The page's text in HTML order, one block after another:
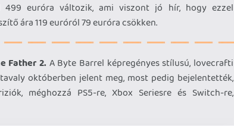
499 euróra változik, ami viszont jó hír, hogy ezzel
ára 119 euróról 79 euróra csökken.
Father 2. A Byte Barrel képregényes stílusú, lovecrafti
októberben jelent meg, most pedig bejelentették,
méghozzá PS5-re, Xbox Seriesre és Switch-re,